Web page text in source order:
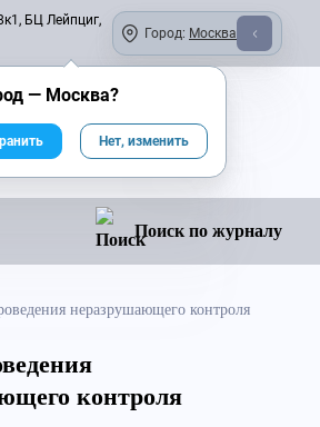
БЦ Лейпциг,
Город: Москва
журнал
Поиск по журналу
неразрушающего контроля
контроля
— Москва?
Нет, изменить